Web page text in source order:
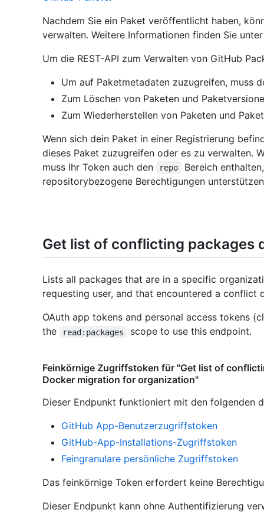
Nachdem Sie ein Paket veröffentlicht haben,
verwalten. Weitere Informationen finden Sie
Um die REST-API zum Verwalten von GitHub
Um auf Paketmetadaten zuzugreifen, muss
Zum Löschen von Paketen und
Zum Wiederherstellen von Paketen und
Wenn sich dein Paket in einer Registrierung
dieses Paket zuzugreifen oder es zu verwalten.
muss Ihr Token auch den
repo
Bereich
repositorybezogene Berechtigungen
Get list of conflicting packages
Lists all packages that are in a specific
requesting user, and that encountered a conflict
OAuth app tokens and personal access tokens
the
read:packages scope to use this endpoint.
Feinkörnige Zugriffstoken für "Get list of
Docker migration for organization"
Dieser Endpunkt funktioniert mit den folgenden
GitHub App-Benutzerzugriffstoken
GitHub-App-Installations-Zugriffstoken
Feingranulare persönliche Zugriffstoken
Das feinkörnige Token erfordert keine
Dieser Endpunkt kann ohne Authentifizierung